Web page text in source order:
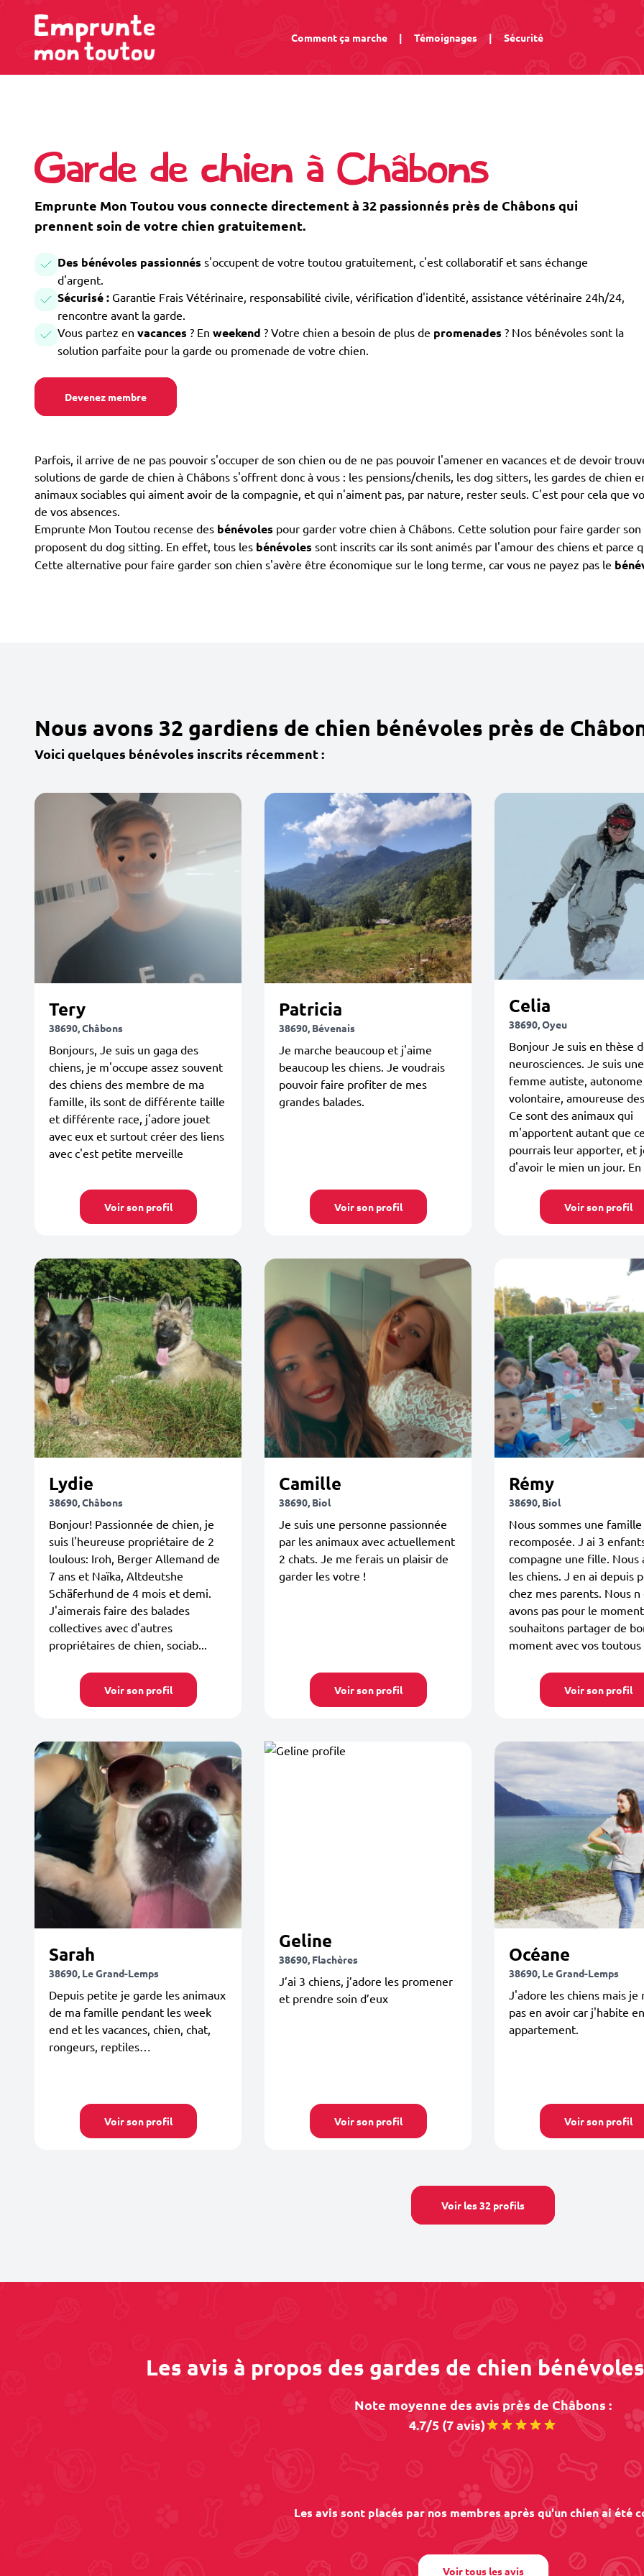
Comment ça marche | Témoignages | Sécurité
Garde de chien à Châbons
Emprunte Mon Toutou vous connecte directement à 32 passionnés près de Châbons qui
prennent soin de votre chien gratuitement.
Des bénévoles passionnés s'occupent de votre toutou gratuitement, c'est collaboratif et sans échange
d'argent.
Sécurisé : Garantie Frais Vétérinaire, responsabilité civile, vérification d'identité, assistance vétérinaire 24h/24,
rencontre avant la garde.
Vous partez en vacances ? En weekend ? Votre chien a besoin de plus de promenades ? Nos bénévoles sont la
solution parfaite pour la garde ou promenade de votre chien.
Devenez membre
Parfois, il arrive de ne pas pouvoir s'occuper de son chien ou de ne pas pouvoir l'amener en vacances et de devoir
solutions de garde de chien à Châbons s'offrent donc à vous : les pensions/chenils, les dog sitters, les gardes de chien
animaux sociables qui aiment avoir de la compagnie, et qui n'aiment pas, par nature, rester seuls. C'est pour cela que
de vos absences.
Emprunte Mon Toutou recense des bénévoles pour garder votre chien à Châbons. Cette solution pour faire garder
proposent du dog sitting. En effet, tous les bénévoles sont inscrits car ils sont animés par l'amour des chiens et
Cette alternative pour faire garder son chien s'avère être économique sur le long terme, car vous ne payez pas le
Nous avons 32 gardiens de chien bénévoles près de
Voici quelques bénévoles inscrits récemment :
Tery
38690, Châbons
Bonjours, Je suis un gaga des
chiens, je m'occupe assez souvent
des chiens des membre de ma
famille, ils sont de différente taille
et différente race, j'adore jouet
avec eux et surtout créer des liens
avec c'est petite merveille
Voir son profil
Patricia
38690, Bévenais
Je marche beaucoup et j'aime
beaucoup les chiens. Je voudrais
pouvoir faire profiter de mes
grandes balades.
Voir son profil
Celia
38690, Oyeu
Bonjour Je suis en thèse
neurosciences. Je suis
femme autiste,
volontaire, amoureuse
Ce sont des animaux qui
m'apportent autant que
pourrais leur apporter, et
d'avoir le mien un jour.
Voir son profil
Lydie
38690, Châbons
Bonjour! Passionnée de chien, je
suis l'heureuse propriétaire de 2
loulous: Iroh, Berger Allemand de
7 ans et Naïka, Altdeutshe
Schäferhund de 4 mois et demi.
J'aimerais faire des balades
collectives avec d'autres
propriétaires de chien, sociab...
Voir son profil
Camille
38690, Biol
Je suis une personne passionnée
par les animaux avec actuellement
2 chats. Je me ferais un plaisir de
garder les votre !
Voir son profil
Rémy
38690, Biol
Nous sommes une famille
recomposée. J ai 3
compagne une fille. Nous
les chiens. J en ai depuis
chez mes parents. Nous n
avons pas pour le
souhaitons partager de
moment avec vos toutous
Voir son profil
Sarah
38690, Le Grand-Lemps
Depuis petite je garde les animaux
de ma famille pendant les week
end et les vacances, chien, chat,
rongeurs, reptiles…
Voir son profil
Geline
38690, Flachères
J’ai 3 chiens, j’adore les promener
et prendre soin d’eux
Voir son profil
Océane
38690, Le Grand-Lemps
J'adore les chiens mais je
pas en avoir car j'habite en
appartement.
Voir son profil
Voir les 32 profils
Les avis à propos des gardes de chien
Note moyenne des avis près de Châbons :
4.7/5 (7 avis)
Les avis sont placés par nos membres après qu'un chien ai été
Voir tous les avis